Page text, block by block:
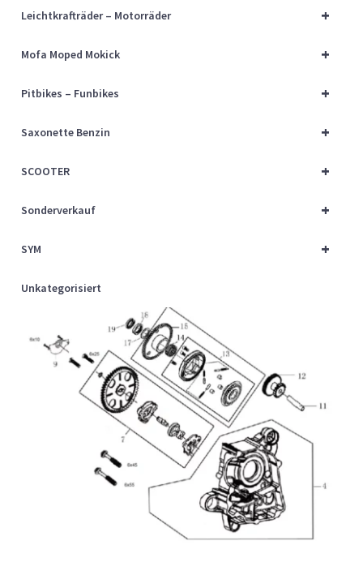
+
Leichtkrafträder – Motorräder
+
Mofa Moped Mokick
+
Pitbikes – Funbikes
+
Saxonette Benzin
+
SCOOTER
+
Sonderverkauf
+
SYM
Unkategorisiert